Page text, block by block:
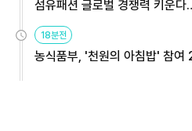
섬유패션 글로벌 경쟁력 키운
18분전
농식품부, '천원의 아침밥' 참여